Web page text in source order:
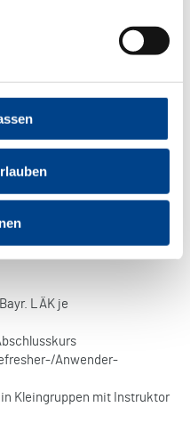
während der
LÄK je
Anwender-
Kleingruppen mit Instruktor